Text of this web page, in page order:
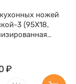
ножей
3 (95Х18,
₽